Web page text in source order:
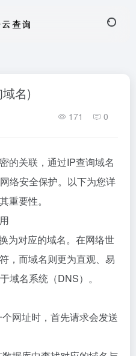
名)
171 0
的关联，通过IP查询域名
络安全保护。以下为您详
重要性。
为对应的域名。在网络世
，而域名则更为直观、易
域名系统（DNS）。
网址时，首先请求会发送